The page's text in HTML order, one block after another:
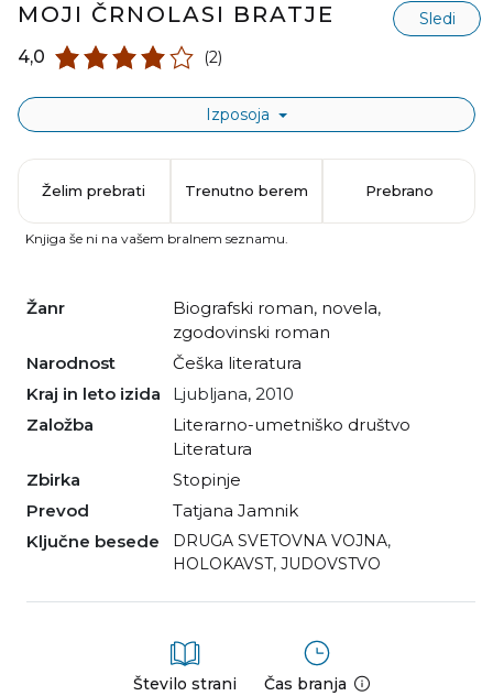
MOJI ČRNOLASI BRATJE Sledi
4,0 (2)
Izposoja
Žanr biografski roman, novela,
zgodovinski roman
Narodnost
češka literatura
Kraj in leto izida
Ljubljana, 2010
Založba
Literarno-umetniško društvo
Literatura
Zbirka
Stopinje
Prevod
Tatjana Jamnik
Ključne besede
DRUGA SVETOVNA VOJNA,
HOLOKAVST, JUDOVSTVO
Število strani
Čas branja
Želim prebrati Trenutno berem Prebrano
Knjiga še ni na vašem bralnem seznamu.